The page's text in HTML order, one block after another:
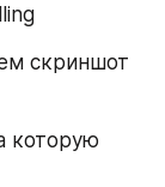
скриншот
которую